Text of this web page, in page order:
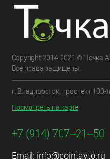
Copyright 2014-2021 © "Точка
Все права защищены.
г. Владивосток, проспект
Посмотреть на карте
+7 (914) 707‒21‒50
Email: info@pointavto.ru